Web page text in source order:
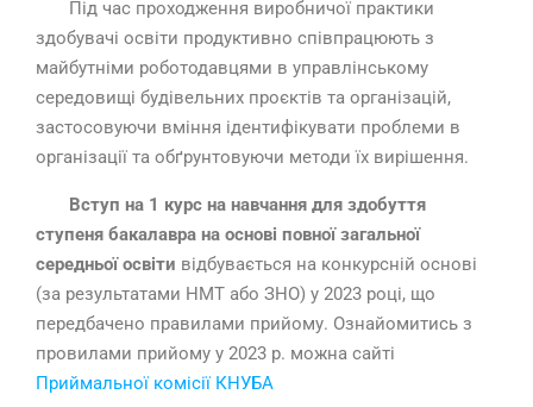
Під час проходження виробничої практики
здобувачі освіти продуктивно співпрацюють з
майбутніми роботодавцями в управлінському
середовищі будівельних проєктів та організацій,
застосовуючи вміння ідентифікувати проблеми в
організації та обґрунтовуючи методи їх вирішення.
Вступ на 1 курс на навчання для здобуття
ступеня бакалавра на основі повної загальної
середньої освіти відбувається на конкурсній основі
(за результатами НМТ або ЗНО) у 2023 році, що
передбачено правилами прийому. Ознайомитись з
провилами прийому у 2023 р. можна сайті
Приймальної комісії КНУБА